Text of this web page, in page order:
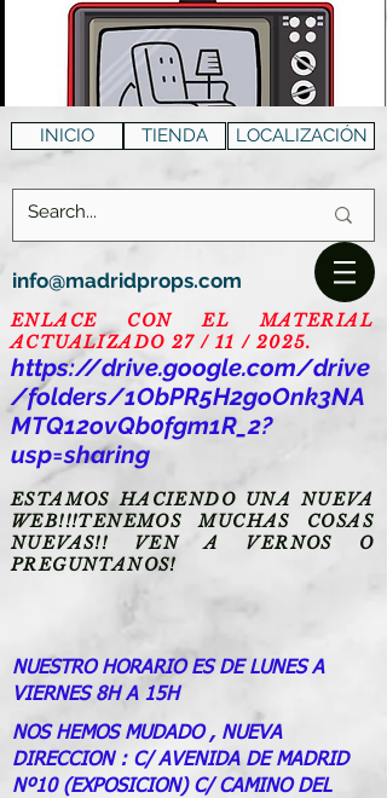
INICIO TIENDA LOCALIZACIÓN
info@madridprops.com
ENLACE CON EL MATERIAL
ACTUALIZADO 27 / 11 / 2025.
https://drive.google.com/drive
/folders/1ObPR5H2goOnk3NA
MTQ12ovQb0fgm1R_2?
usp=sharing
ESTAMOS HACIENDO UNA NUEVA
WEB!!!TENEMOS MUCHAS COSAS
NUEVAS!! VEN A VERNOS O
PREGUNTANOS!
NUESTRO HORARIO ES DE LUNES A
VIERNES 8H A 15H
NOS HEMOS MUDADO , NUEVA
DIRECCION : C/ AVENIDA DE MADRID
Nº10 (EXPOSICION) C/ CAMINO DEL